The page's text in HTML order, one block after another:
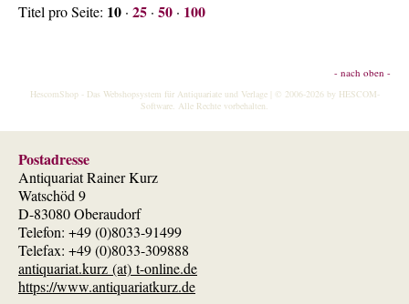
Titel pro Seite: 10 · 25 · 50 · 100
- nach oben -
HescomShop- Das Webshopsystem für Antiquariate und Verlage | © 2006-2026 by HESCOM-
Software. Alle Rechte vorbehalten.
Postadresse
Antiquariat Rainer Kurz
Watschöd 9
D-83080 Oberaudorf
Telefon: +49 (0)8033-91499
Telefax: +49 (0)8033-309888
antiquariat.kurz (at) t-online.de
https://www.antiquariatkurz.de